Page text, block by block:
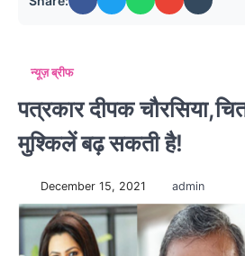
न्यूज़ ब्रीफ
पत्रकार दीपक
मुश्किलें बढ़ सकती है!
December 15, 2021 admin